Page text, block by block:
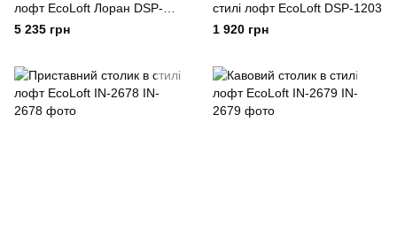
лофт EcoLoft Лоран DSP-
1142
5 235 грн
стилі лофт EcoLoft DSP-1203
1 920 грн